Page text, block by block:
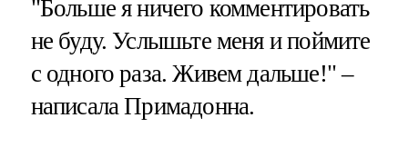
"Больше я ничего комментировать
не буду. Услышьте меня и поймите
с одного раза. Живем дальше!" –
написала Примадонна.